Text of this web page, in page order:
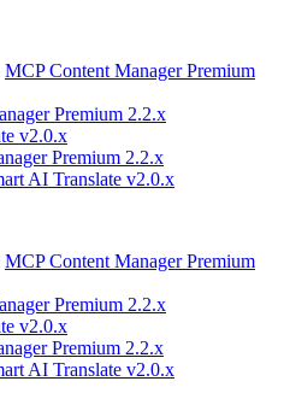
150,00€
MCP Content Manager Premium
Premium 2.2.x
v2.0.x
Premium 2.2.x
AI Translate v2.0.x
MCP Content Manager Premium
Premium 2.2.x
v2.0.x
Premium 2.2.x
AI Translate v2.0.x